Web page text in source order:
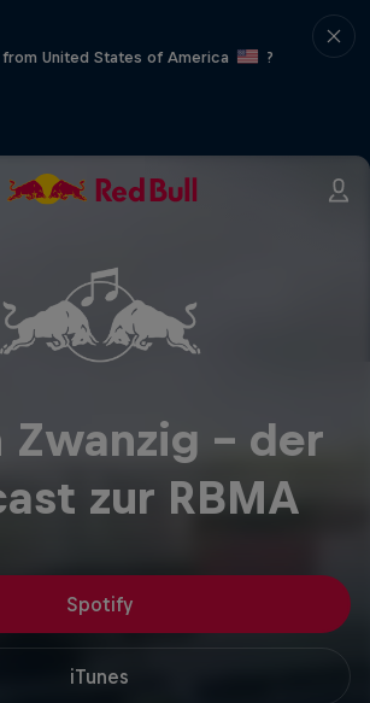
United States of America
?
Zwanzig - der
zur RBMA
Spotify
iTunes